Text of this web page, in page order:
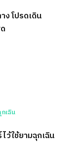
ง โปรดเดิน
ว้ใช้ยามฉุกเฉิน